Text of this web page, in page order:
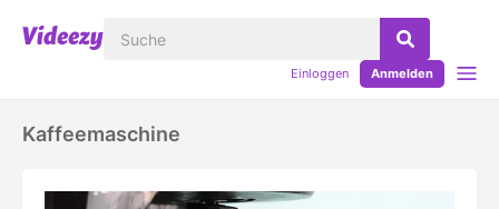
Einloggen Anmelden
Kaffeemaschine